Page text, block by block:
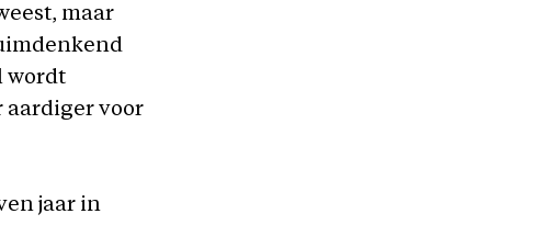
maar
wordt
aardiger voor
jaar in